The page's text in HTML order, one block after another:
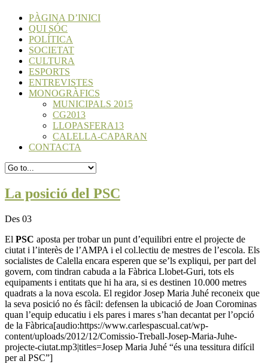
PÀGINA D’INICI
QUI SÓC
POLÍTICA
SOCIETAT
CULTURA
ESPORTS
ENTREVISTES
MONOGRÀFICS
MUNICIPALS 2015
CG2013
LLOPASFERA13
CALELLA-CAPARAN
CONTACTA
La posició del PSC
Des 03
El PSC aposta per trobar un punt d’equilibri entre el projecte de
ciutat i l’interès de l’AMPA i el col.lectiu de mestres de l’escola. Els
socialistes de Calella encara esperen que se’ls expliqui, per part del
govern, com tindran cabuda a la Fàbrica Llobet-Guri, tots els
equipaments i entitats que hi ha ara, si es destinen 10.000 metres
quadrats a la nova escola. El regidor Josep Maria Juhé reconeix que
la seva posició no és fàcil: defensen la ubicació de Joan Corominas
quan l’equip educatiu i els pares i mares s’han decantat per l’opció
de la Fàbrica[audio:https://www.carlespascual.cat/wp-
content/uploads/2012/12/Comissio-Treball-Josep-Maria-Juhe-
projecte-ciutat.mp3|titles=Josep Maria Juhé “és una tessitura difícil
per al PSC”]